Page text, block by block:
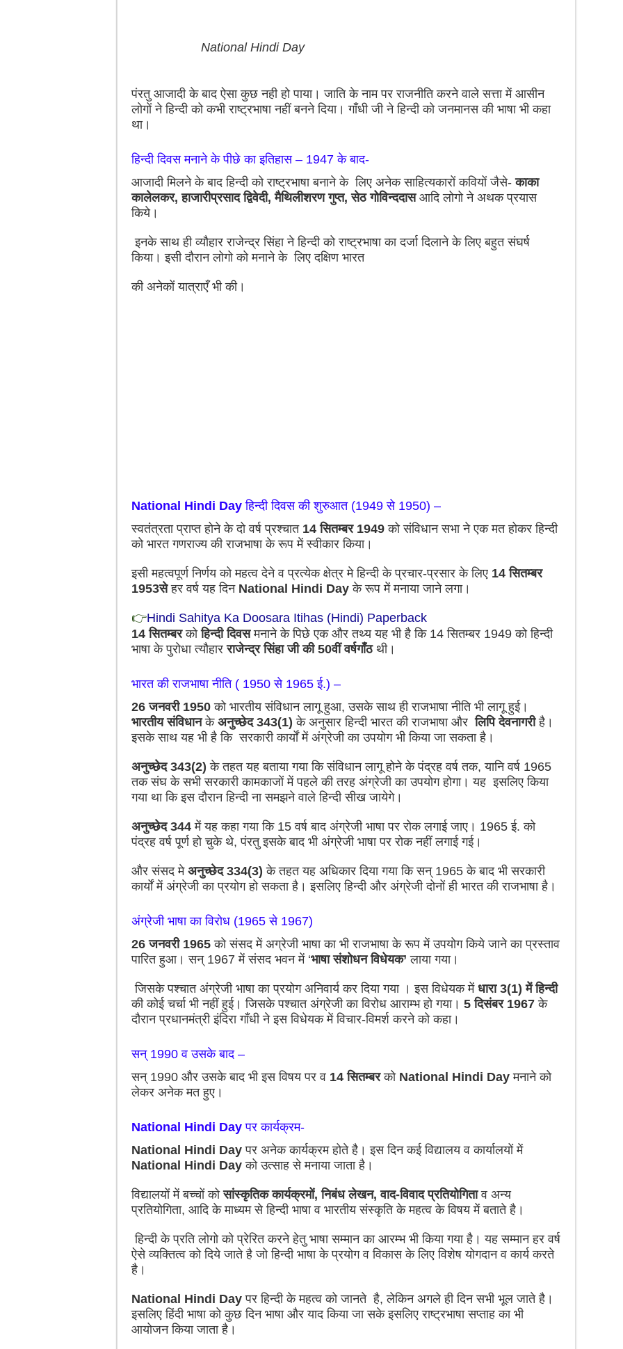
National Hindi Day
पंरतु आजादी के बाद ऐसा कुछ नही हो पाया। जाति के नाम पर राजनीति करने वाले सत्ता में आसीन
लोगों ने हिन्दी को कभी राष्ट्रभाषा नहीं बनने दिया। गाँधी जी ने हिन्दी को जनमानस की भाषा भी कहा
था।
हिन्दी दिवस मनाने के पीछे का इतिहास – 1947 के बाद-
आजादी मिलने के बाद हिन्दी को राष्ट्रभाषा बनाने के लिए अनेक साहित्यकारों कवियों जैसे-काका
कालेलकर, हाजारीप्रसाद द्विवेदी, मैथिलीशरण गुप्त, सेठ गोविन्ददासआदि लोगो ने अथक प्रयास
किये।
इनके साथ ही व्यौहार राजेन्द्र सिंहा ने हिन्दी को राष्ट्रभाषा का दर्जा दिलाने के लिए बहुत संघर्ष
किया। इसी दौरान लोगो को मनाने के लिए दक्षिण भारत
की अनेकों यात्राएँ भी की।
National Hindi Dayहिन्दी दिवस की शुरुआत (1949 से 1950) –
स्वतंत्रता प्राप्त होने के दो वर्ष प्रश्चात 14 सितम्बर 1949को संविधान सभा ने एक मत होकर हिन्दी
को भारत गणराज्य की राजभाषा के रूप में स्वीकार किया।
इसी महत्वपूर्ण निर्णय को महत्व देने व प्रत्येक क्षेत्र मे हिन्दी के प्रचार-प्रसार के लिए 14 सितम्बर
1953सेहर वर्ष यह दिन National Hindi Day के रूप में मनाया जाने लगा।
👉Hindi Sahitya Ka Doosara Itihas (Hindi) Paperback
14 सितम्बरकोहिन्दी दिवसमनाने के पिछे एक और तथ्य यह भी है कि 14 सितम्बर 1949 को हिन्दी
भाषा के पुरोधा त्यौहारराजेन्द्र सिंहा जी की 50वीं वर्षगाँठथी।
भारत की राजभाषा नीति ( 1950 से 1965 ई.) –
26 जनवरी 1950 को भारतीय संविधान लागू हुआ, उसके साथ ही राजभाषा नीति भी लागू हुई।
भारतीय संविधानके अनुच्छेद 343(1) के अनुसार हिन्दी भारत की राजभाषा और लिपि देवनागरीहै।
इसके साथ यह भी है कि सरकारी कार्यों में अंग्रेजी का उपयोग भी किया जा सकता है।
अनुच्छेद 343(2) के तहत यह बताया गया कि संविधान लागू होने के पंद्रह वर्ष तक, यानि वर्ष 1965
तक संघ के सभी सरकारी कामकाजों में पहले की तरह अंग्रेजी का उपयोग होगा। यह इसलिए किया
गया था कि इस दौरान हिन्दी ना समझने वाले हिन्दी सीख जायेगे।
अनुच्छेद 344में यह कहा गया कि 15 वर्ष बाद अंग्रेजी भाषा पर रोक लगाई जाए। 1965 ई. को
पंद्रह वर्ष पूर्ण हो चुके थे, पंरतु इसके बाद भी अंग्रेजी भाषा पर रोक नहीं लगाई गई।
और संसद मेअनुच्छेद 334(3) के तहत यह अधिकार दिया गया कि सन् 1965 के बाद भी सरकारी
कार्यों में अंग्रेजी का प्रयोग हो सकता है। इसलिए हिन्दी और अंग्रेजी दोनों ही भारत की राजभाषा है।
अंग्रेजी भाषा का विरोध (1965 से 1967)
26 जनवरी 1965को संसद में अग्रेजी भाषा का भी राजभाषा के रूप में उपयोग किये जाने का प्रस्ताव
पारित हुआ। सन् 1967 में संसद भवन में ‘भाषा संशोधन विधेयक’ लाया गया।
जिसके पश्चात अंग्रेजी भाषा का प्रयोग अनिवार्य कर दिया गया । इस विधेयक में धारा 3(1) में हिन्दी
की कोई चर्चा भी नहीं हुई। जिसके पश्चात अंग्रेजी का विरोध आराम्भ हो गया। 5 दिसंबर 1967 के
दौरान प्रधानमंत्री इंदिरा गाँधी ने इस विधेयक में विचार-विमर्श करने को कहा।
सन् 1990 व उसके बाद –
सन् 1990 और उसके बाद भी इस विषय पर व 14 सितम्बरको National Hindi Day मनाने को
लेकर अनेक मत हुए।
National Hindi Day पर कार्यक्रम-
National Hindi Day पर अनेक कार्यक्रम होते है। इस दिन कई विद्यालय व कार्यालयों में
National Hindi Day को उत्साह से मनाया जाता है।
विद्यालयों में बच्चों कोसांस्कृतिक कार्यक्रमों, निबंध लेखन, वाद-विवाद प्रतियोगिताव अन्य
प्रतियोगिता, आदि के माध्यम से हिन्दी भाषा व भारतीय संस्कृति के महत्व के विषय में बताते है।
हिन्दी के प्रति लोगो को प्रेरित करने हेतु भाषा सम्मान का आरम्भ भी किया गया है। यह सम्मान हर वर्ष
ऐसे व्यक्तित्व को दिये जाते है जो हिन्दी भाषा के प्रयोग व विकास के लिए विशेष योगदान व कार्य करते
है।
National Hindi Day पर हिन्दी के महत्व को जानते है, लेकिन अगले ही दिन सभी भूल जाते है।
इसलिए हिंदी भाषा को कुछ दिन भाषा और याद किया जा सके इसलिए राष्ट्रभाषा सप्ताह का भी
आयोजन किया जाता है।